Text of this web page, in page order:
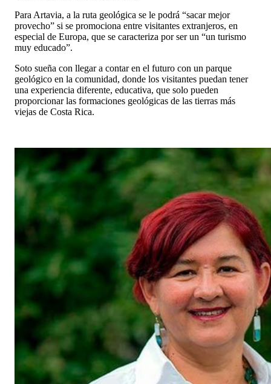
Para Artavia, a la ruta geológica se le podrá “sacar mejor
provecho” si se promociona entre visitantes extranjeros, en
especial de Europa, que se caracteriza por ser un “un turismo
muy educado”.
Soto sueña con llegar a contar en el futuro con un parque
geológico en la comunidad, donde los visitantes puedan tener
una experiencia diferente, educativa, que solo pueden
proporcionar las formaciones geológicas de las tierras más
viejas de Costa Rica.